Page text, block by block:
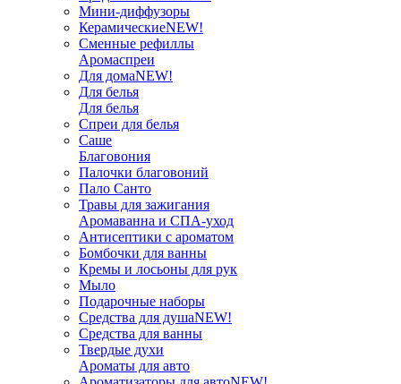
Мини-диффузоры
КерамическиеNEW!
Сменные рефиллы
Аромаспреи
Для домаNEW!
Для белья
Для белья
Спреи для белья
Саше
Благовония
Палочки благовоний
Пало Санто
Травы для зажигания
Аромаванна и СПА-уход
Антисептики с ароматом
Бомбочки для ванны
Кремы и лосьоны для рук
Мыло
Подарочные наборы
Средства для душаNEW!
Средства для ванны
Твердые духи
Ароматы для авто